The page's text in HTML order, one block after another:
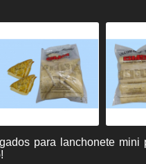
para lanchonete